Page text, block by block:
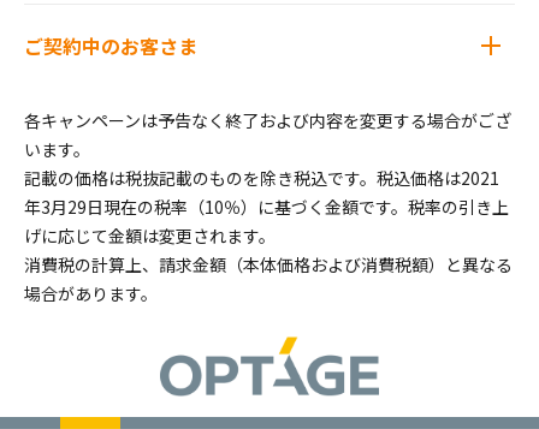
ご契約中のお客さま
各キャンペーンは予告なく終了および内容を変更する場合がござ
います。
記載の価格は税抜記載のものを除き税込です。税込価格は2021
年3月29日現在の税率（10％）に基づく金額です。税率の引き上
げに応じて金額は変更されます。
消費税の計算上、請求金額（本体価格および消費税額）と異なる
場合があります。